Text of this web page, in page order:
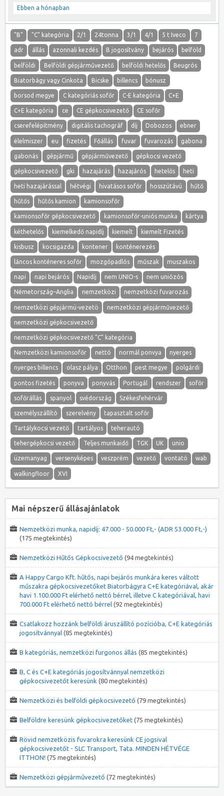
Ebben a hónapban
"B" "C" kategória 2/1 24tonna 3/1 4/1 5 t Iveco 7
adr állás azonnali kezdés B jogosítvány bejárós belföld
belföldi Belföldi gépjárművezető belföldi hetelős Beugrós
Biatorbágy vagy Cinkota Bicske billencs bónusz
borsod megye C kategóriás sofőr C-E kategória C+E
C+E kategória ce CE gépkocsivezető CE sofőr
cserefelépítmény digitális tachográf díj Dobozos ebner
élelmiszer eu fizetés Főállás fuvar fuvarozás gabona
gabonás gépjármű gépjárművezető gépkocsi vezető
gépkocsivezető gki hazajárás hazajárós hetelős heti
heti hazajárással hétvégi hivatásos sofőr hosszútávú hűtő
hűtős hűtős kamion kamionsofőr
kamionsofőr gépkocsivezető kamionsofőr-uniós munka kártya
kéthetelős kiemelkedő napidíj kiemelt kiemelt Fizetés
kisbusz kocsigazda kontener konténerezés
láncos konténeres sofőr mozgópadlós műszak muszakos
napi napi bejárós Napidíj nem UNIO-s nem uniózós
Németország–Anglia nemzetközi nemzetközi fuvarozás
nemzetközi gépjármü-vezetö nemzetközi gépjárművezető
nemzetközi gépkocsivezető
nemzetközi gépkocsivezető "C" kategória
Nemzetközi kamionsofőr nettó normál ponvya nyerges
nyerges billencs olasz pálya Otthon pest megye polgárdi
pontos fizetés ponyva ponyvás Portugál rendszer sofőr
sofőrállás spanyol svédország Székesfehérvár
személyszállító szerelvény tapasztalt sofőr
Tartálykocsi vezető tartályos teherautó
tehergépkocsi vezető Teljes munkaidő TGK UK unio
üzemanyag versenyképes veszprém vezető vontató wab
walkingfloor XVI
Mai népszerű állásajánlatok
Nemzetközi munka, napidíj: 47.000 - 50.000 Ft,- (ADR 53.000 Ft,-)
(175 megtekintés)
Nemzetközi Hűtős Gépkocsivezető (94 megtekintés)
A Happy Cargo Kft. hűtős, napi bejárós munkára keres váltott
műszakra gépkocsivezetőket Biatorbágyra C+E kategóriával, akár
havi 1.100.000 Ft elérhető nettó bérrel, illetve C kategóriával, havi
700.000 Ft elérhető nettó bérrel (92 megtekintés)
Csatlakozz hozzánk belföldi áruszállító pozícióba, C+E kategóriás
jogosítvánnyal (85 megtekintés)
B kategóriás, nemzetközi furgonos állás (85 megtekintés)
B, C és C+E kategóriás jogosítvánnyal nemzetközi
gépkocsivezetőt keresünk (80 megtekintés)
Nemzetközi és belföldi gépkocsivezető (79 megtekintés)
Belföldre keresünk gépkocsivezetőket (75 megtekintés)
Rövid nemzetközis fuvarokra keresünk CE jogsival
gépkocsivezetőt - SLC Transport, Tata. MINDEN HÉTVÉGE
ITTHON! (75 megtekintés)
Nemzetközi gépjárművezető (72 megtekintés)